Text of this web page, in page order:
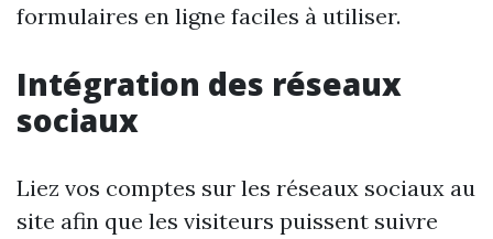
formulaires en ligne faciles à utiliser.
Intégration des réseaux
sociaux
Liez vos comptes sur les réseaux sociaux au
site afin que les visiteurs puissent suivre